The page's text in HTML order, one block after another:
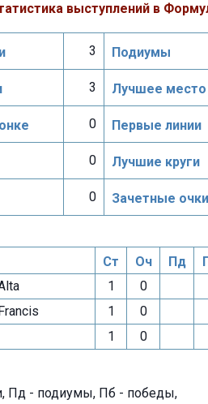
выступлений в
3 Подиумы
3 Лучшее место
0 Первые линии
0 Лучшие круги
0 Зачетные очки
Ст Оч Пд
1
0
1
0
1 0
Пд - подиумы, Пб - победы,